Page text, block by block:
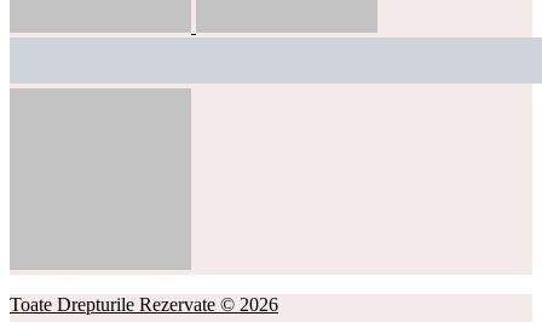
Toate Drepturile Rezervate © 2026